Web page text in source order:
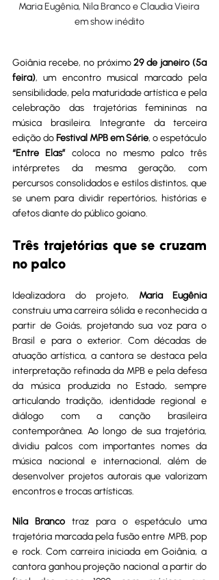
Maria Eugênia, Nila Branco e Claudia Vieira
em show inédito
Goiânia recebe, no próximo 29 de janeiro (5ª
feira), um encontro musical marcado pela
sensibilidade, pela maturidade artística e pela
celebração das trajetórias femininas na
música brasileira. Integrante da terceira
edição do Festival MPB em Série
“Entre Elas” coloca no mesmo palco três
intérpretes da mesma geração, com
percursos consolidados e estilos distintos, que
se unem para dividir repertórios, histórias e
afetos diante do público goiano.
Três trajetórias que se cruzam
no palco
Idealizadora do projeto, Maria Eugênia
construiu uma carreira sólida e reconhecida a
partir de Goiás, projetando sua voz para o
Brasil e para o exterior. Com décadas de
atuação artística, a cantora se destaca pela
interpretação refinada da MPB e pela defesa
da música produzida no Estado, sempre
articulando tradição, identidade regional e
diálogo com a canção brasileira
contemporânea. Ao longo de sua trajetória,
dividiu palcos com importantes nomes da
música nacional e internacional, além de
desenvolver projetos autorais que valorizam
encontros e trocas artísticas.
Nila Branco traz para o espetáculo uma
trajetória marcada pela fusão entre MPB, pop
e rock. Com carreira iniciada em Goiânia, a
cantora ganhou projeção nacional a partir do